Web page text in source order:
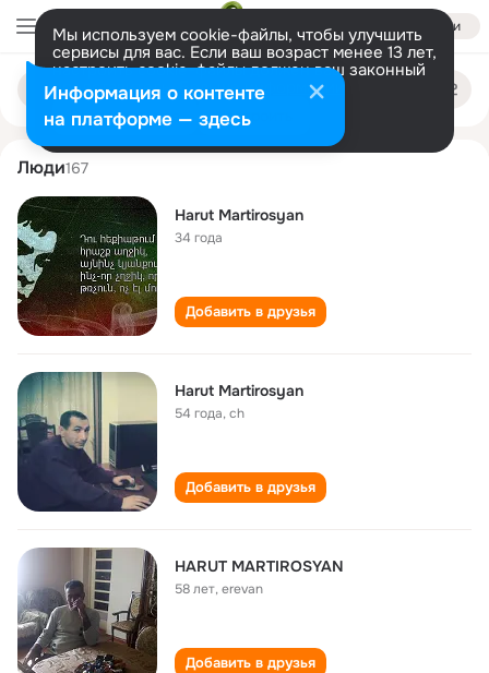
Войти
Мы используем cookie-файлы, чтобы улучшить
сервисы для вас. Если ваш возраст менее 13 лет,
настроить cookie-файлы должен ваш законный
представитель. Больше информации
Разрешить все Настроить
Поиск
людям
harut martirosyan
Люди167
Harut Martirosyan
34 года
Добавить в друзья
Harut Martirosyan
54 года,ch
Добавить в друзья
HARUT MARTIROSYAN
58 лет,erevan
Добавить в друзья
Информация о контенте
на платформе — здесь